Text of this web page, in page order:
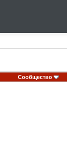
Сообщество